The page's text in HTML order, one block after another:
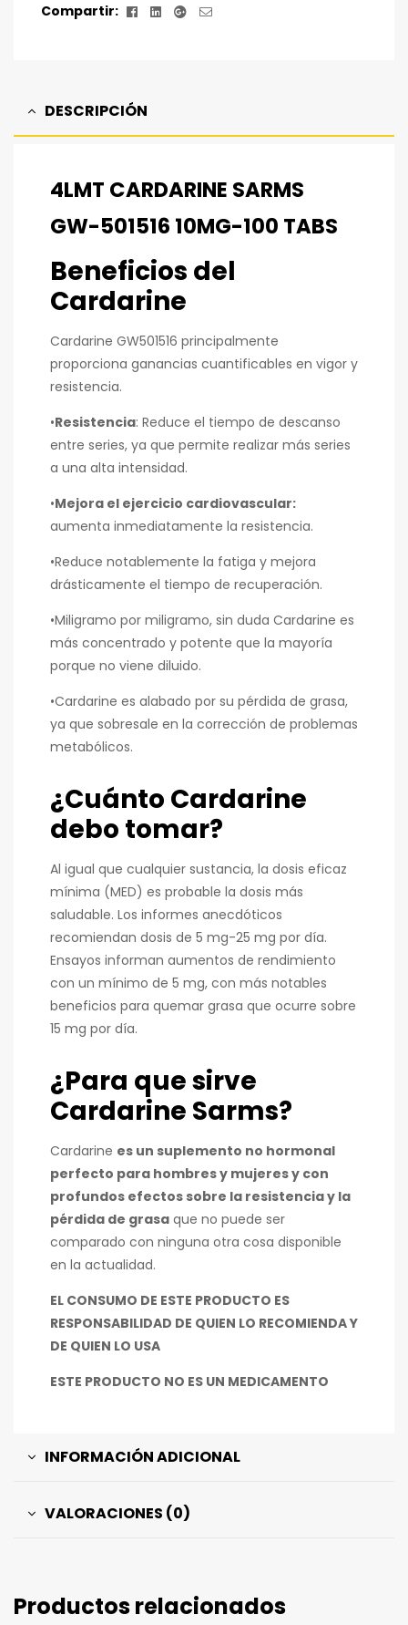
Compartir:
Facebook
LinkedinGoogle+
Correo
DESCRIPCIÓN
4LMT CARDARINE SARMS
GW-501516 10MG-100 TABS
Beneficios del
Cardarine
Cardarine GW501516 principalmente
proporciona ganancias cuantificables en vigor y
resistencia.
•Resistencia: Reduce el tiempo de descanso
entre series, ya que permite realizar más series
a una alta intensidad.
•Mejora el ejercicio cardiovascular:
aumenta inmediatamente la resistencia.
•Reduce notablemente la fatiga y mejora
drásticamente el tiempo de recuperación.
•Miligramo por miligramo, sin duda Cardarine es
más concentrado y potente que la mayoría
porque no viene diluido.
•Cardarine es alabado por su pérdida de grasa,
ya que sobresale en la corrección de problemas
metabólicos.
¿Cuánto Cardarine
debo tomar?
Al igual que cualquier sustancia, la dosis eficaz
mínima (MED) es probable la dosis más
saludable. Los informes anecdóticos
recomiendan dosis de 5 mg-25 mg por día.
Ensayos informan aumentos de rendimiento
con un mínimo de 5 mg, con más notables
beneficios para quemar grasa que ocurre sobre
15 mg por día.
¿Para que sirve
Cardarine Sarms?
Cardarine es un suplemento no hormonal
perfecto para hombres y mujeres y con
profundos efectos sobre la resistencia y la
pérdida de grasa que no puede ser
comparado con ninguna otra cosa disponible
en la actualidad.
EL CONSUMO DE ESTE PRODUCTO ES
RESPONSABILIDAD DE QUIEN LO RECOMIENDA Y
DE QUIEN LO USA
ESTE PRODUCTO NO ES UN MEDICAMENTO
INFORMACIÓN ADICIONAL
VALORACIONES (0)
Productos relacionados